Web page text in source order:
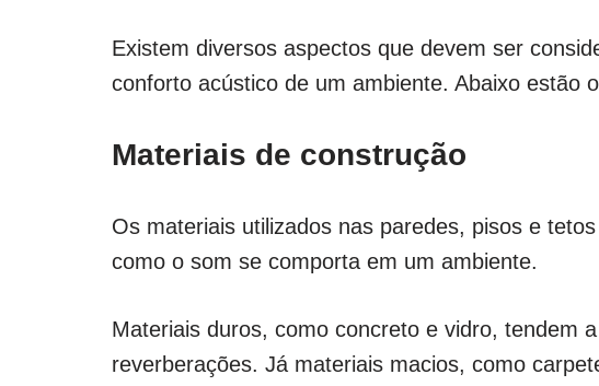
Existem diversos aspectos que devem ser
conforto acústico de um ambiente. Abaixo estão
Materiais de construção
Os materiais utilizados nas paredes, pisos e
como o som se comporta em um ambiente.
Materiais duros, como concreto e vidro, tendem
reverberações. Já materiais macios, como